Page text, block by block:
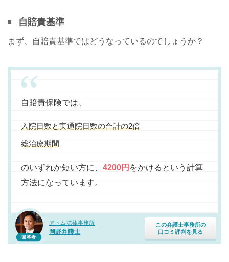
自賠責基準
まず、自賠責基準ではどうなっているのでしょうか？
回答者
アトム法律事務所
岡野弁護士
この弁護士事務所の
口コミ評判を見る
自賠責保険では、
入院日数と実通院日数の合計の2倍
総治療期間
のいずれか短い方に、 4200円 をかけるという計算
方法になっています。